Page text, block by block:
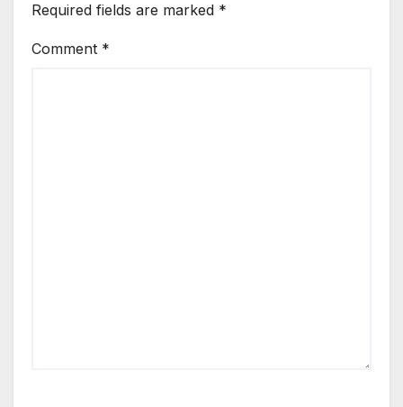
Required fields are marked *
Comment *